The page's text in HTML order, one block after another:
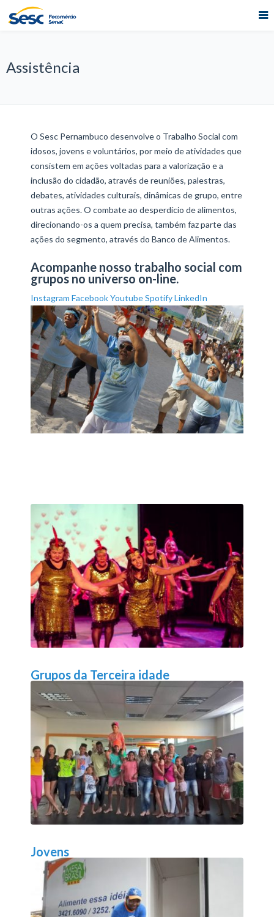
Assistência
O Sesc Pernambuco desenvolve o Trabalho Social com
idosos, jovens e voluntários, por meio de atividades que
consistem em ações voltadas para a valorização e a
inclusão do cidadão, através de reuniões, palestras,
debates, atividades culturais, dinâmicas de grupo, entre
outras ações. O combate ao desperdício de alimentos,
direcionando-os a quem precisa, também faz parte das
ações do segmento, através do Banco de Alimentos.
Acompanhe nosso trabalho social com
grupos no universo on-line.
Instagram FacebookYoutubeSpotifyLinkedIn
Grupos da Terceira idade
Jovens